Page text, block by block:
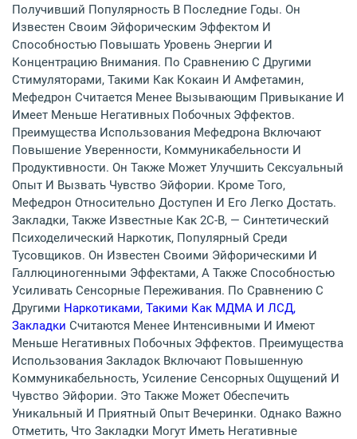
Получивший Популярность В Последние Годы. Он
Известен Своим Эйфорическим Эффектом И
Способностью Повышать Уровень Энергии И
Концентрацию Внимания. По Сравнению С Другими
Стимуляторами, Такими Как Кокаин И Амфетамин,
Мефедрон Считается Менее Вызывающим Привыкание И
Имеет Меньше Негативных Побочных Эффектов.
Преимущества Использования Мефедрона Включают
Повышение Уверенности, Коммуникабельности И
Продуктивности. Он Также Может Улучшить Сексуальный
Опыт И Вызвать Чувство Эйфории. Кроме Того,
Мефедрон Относительно Доступен И Его Легко Достать.
Закладки, Также Известные Как 2C-B, — Синтетический
Психоделический Наркотик, Популярный Среди
Тусовщиков. Он Известен Своими Эйфорическими И
Галлюциногенными Эффектами, А Также Способностью
Усиливать Сенсорные Переживания. По Сравнению С
Другими Наркотиками, Такими Как МДМА И ЛСД,
Закладки Считаются Менее Интенсивными И Имеют
Меньше Негативных Побочных Эффектов. Преимущества
Использования Закладок Включают Повышенную
Коммуникабельность, Усиление Сенсорных Ощущений И
Чувство Эйфории. Это Также Может Обеспечить
Уникальный И Приятный Опыт Вечеринки. Однако Важно
Отметить, Что Закладки Могут Иметь Негативные